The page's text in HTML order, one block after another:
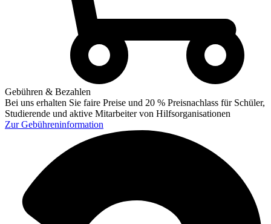
Gebühren & Bezahlen
Bei uns erhalten Sie faire Preise und 20 % Preisnachlass für Schüler,
Studierende und aktive Mitarbeiter von Hilfsorganisationen
ZurGebühreninformation